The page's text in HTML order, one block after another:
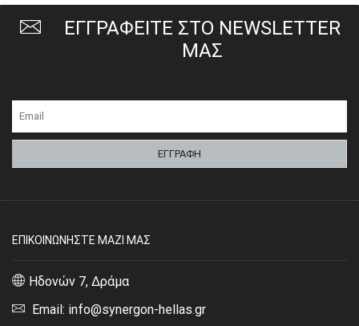
ΕΓΓΡΑΦΕΙΤΕ ΣΤΟ NEWSLETTER
ΜΑΣ
ΕΠΙΚΟΙΝΩΝΗΣΤΕ ΜΑΖΙ ΜΑΣ
Ηδονών 7, Δράμα
Email: info@synergon-hellas.gr